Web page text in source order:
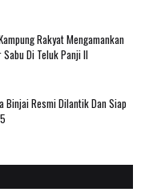
Rakyat Mengamankan
Di Teluk Panji II
Binjai Resmi Dilantik Dan Siap